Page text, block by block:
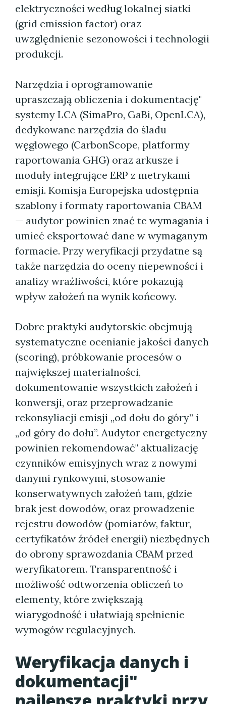
elektryczności według lokalnej siatki
(grid emission factor) oraz
uwzględnienie sezonowości i technologii
produkcji.
Narzędzia i oprogramowanie
upraszczają obliczenia i dokumentację"
systemy LCA (SimaPro, GaBi, OpenLCA),
dedykowane narzędzia do śladu
węglowego (CarbonScope, platformy
raportowania GHG) oraz arkusze i
moduły integrujące ERP z metrykami
emisji. Komisja Europejska udostępnia
szablony i formaty raportowania CBAM
— audytor powinien znać te wymagania i
umieć eksportować dane w wymaganym
formacie. Przy weryfikacji przydatne są
także narzędzia do oceny niepewności i
analizy wrażliwości, które pokazują
wpływ założeń na wynik końcowy.
Dobre praktyki audytorskie obejmują
systematyczne ocenianie jakości danych
(scoring), próbkowanie procesów o
największej materialności,
dokumentowanie wszystkich założeń i
konwersji, oraz przeprowadzanie
rekonsyliacji emisji „od dołu do góry” i
„od góry do dołu”. Audytor energetyczny
powinien rekomendować" aktualizację
czynników emisyjnych wraz z nowymi
danymi rynkowymi, stosowanie
konserwatywnych założeń tam, gdzie
brak jest dowodów, oraz prowadzenie
rejestru dowodów (pomiarów, faktur,
certyfikatów źródeł energii) niezbędnych
do obrony sprawozdania CBAM przed
weryfikatorem. Transparentność i
możliwość odtworzenia obliczeń to
elementy, które zwiększają
wiarygodność i ułatwiają spełnienie
wymogów regulacyjnych.
Weryfikacja danych i
dokumentacji"